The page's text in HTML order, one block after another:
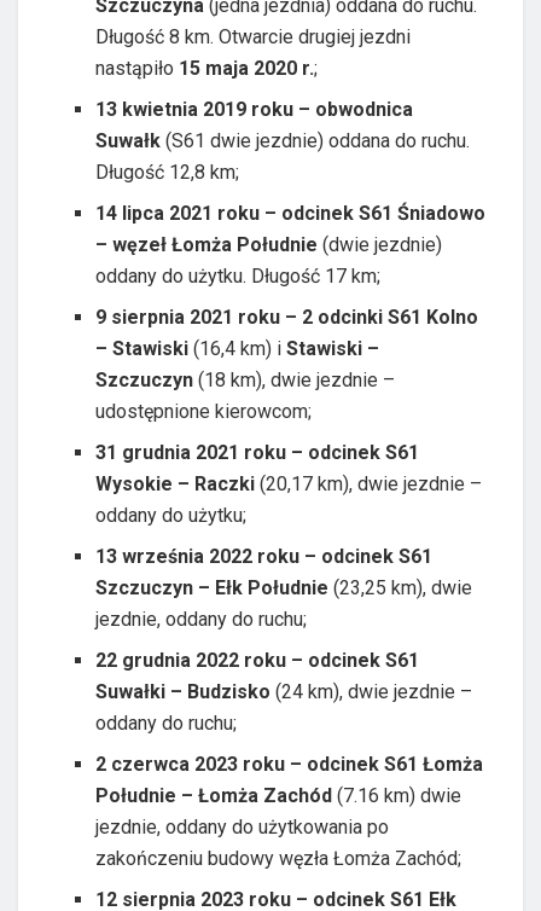
Szczuczyna (jedna jezdnia) oddana do ruchu.
Długość 8 km. Otwarcie drugiej jezdni
nastąpiło 15 maja 2020 r.;
13 kwietnia 2019 roku – obwodnica
Suwałk(S61 dwie jezdnie) oddana do ruchu.
Długość 12,8 km;
14 lipca 2021 roku – odcinek S61 Śniadowo
– węzeł Łomża Południe (dwie jezdnie)
oddany do użytku. Długość 17 km;
9 sierpnia 2021 roku – 2 odcinki S61 Kolno
– Stawiski (16,4 km) iStawiski –
Szczuczyn(18 km), dwie jezdnie –
udostępnione kierowcom;
31 grudnia 2021 roku – odcinek S61
Wysokie – Raczki (20,17 km), dwie jezdnie –
oddany do użytku;
13 września 2022 roku – odcinek S61
Szczuczyn – Ełk Południe(23,25 km), dwie
jezdnie, oddany do ruchu;
22 grudnia 2022 roku – odcinek S61
Suwałki – Budzisko (24 km), dwie jezdnie –
oddany do ruchu;
2 czerwca 2023 roku – odcinek S61 Łomża
Południe – Łomża Zachód (7.16 km) dwie
jezdnie, oddany do użytkowania po
zakończeniu budowy węzła Łomża Zachód;
12 sierpnia 2023 roku – odcinek S61 Ełk